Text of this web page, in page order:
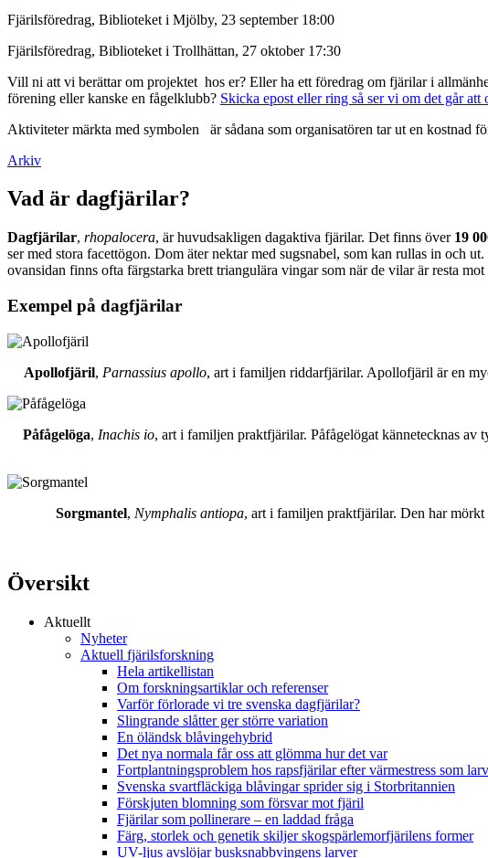
Fjärilsföredrag, Biblioteket i Mjölby, 23 september 18:00
Fjärilsföredrag, Biblioteket i Trollhättan, 27 oktober 17:30
Vill ni att vi berättar om projektet hos er? Eller ha ett föredrag om fjärilar i
förening eller kanske en fågelklubb? Skicka epost eller ring så ser vi om det går att
Aktiviteter märkta med symbolen
är sådana som organisatören tar ut en kostnad
Arkiv
Vad är dagfjärilar?
Dagfjärilar, rhopalocera, är huvudsakligen dagaktiva fjärilar. Det finns över 19
ser med stora facettögon. Dom äter nektar med sugsnabel, som kan rullas in och
ovansidan finns ofta färgstarka brett triangulära vingar som när de vilar är resta
Exempel på dagfjärilar
Apollofjäril, Parnassius apollo, art i familjen riddarfjärilar. Apollofjäril är en
Påfågelöga, Inachis io, art i familjen praktfjärilar. Påfågelögat kännetecknas
Sorgmantel, Nymphalis antiopa, art i familjen praktfjärilar. Den har mörkt
Översikt
Aktuellt
Nyheter
Aktuell fjärilsforskning
Hela artikellistan
Om forskningsartiklar och referenser
Varför förlorade vi tre svenska dagfjärilar?
Slingrande slåtter ger större variation
En öländsk blåvingehybrid
Det nya normala får oss att glömma hur det var
Fortplantningsproblem hos rapsfjärilar efter värmestress som
Svenska svartfläckiga blåvingar sprider sig i Storbritannien
Förskjuten blomning som försvar mot fjäril
Fjärilar som pollinerare – en laddad fråga
Färg, storlek och genetik skiljer skogspärlemorfjärilens former
UV-ljus avslöjar busksnabbvingens larver